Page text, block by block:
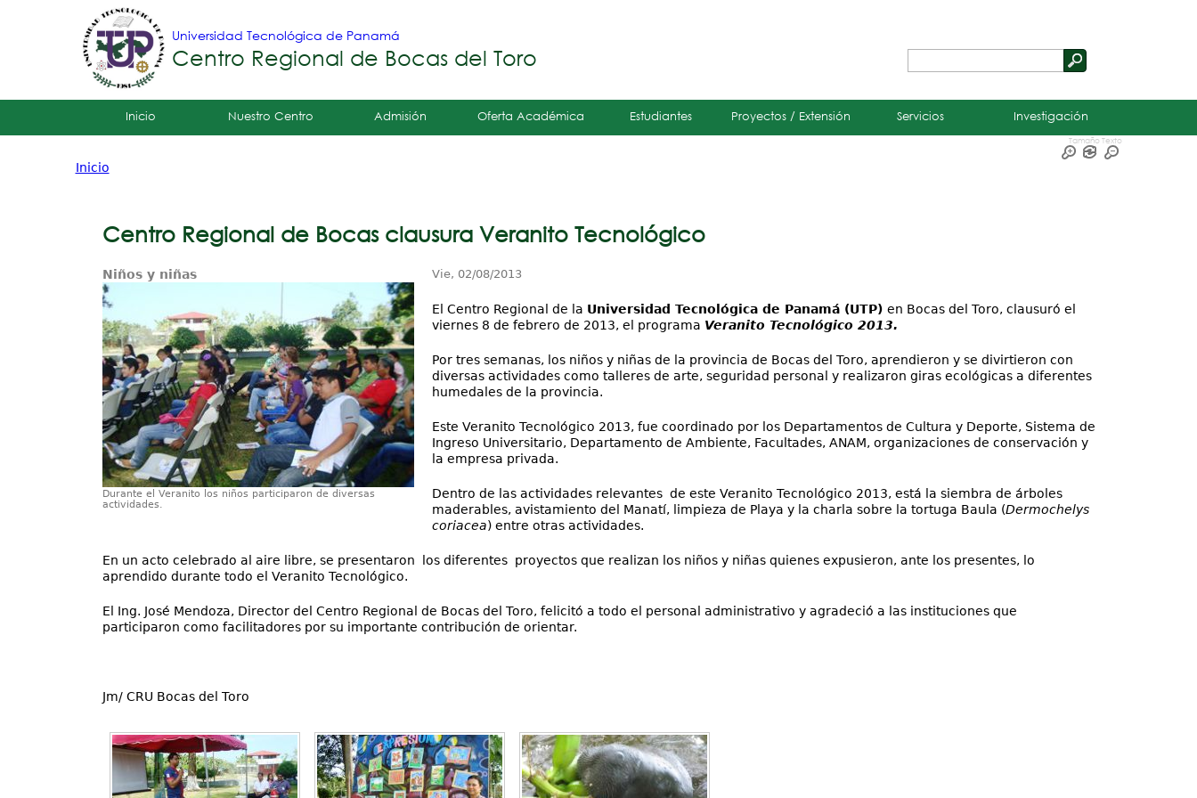
de
Universidad Tecnológica de Panamá
Centro Regional de Bocas del Toro
Tropical
Principal
Inicio Nuestro Centro Admisión Oferta Académica Estudiantes Proyectos / Extensión Servicios Investigación
Tamaño Texto
está
Inicio
Centro Regional de Bocas clausura Veranito Tecnológico
Niños y niñas
Durante el Veranito los niños participaron de diversas
actividades.
Vie, 02/08/2013
El Centro Regional de la Universidad Tecnológica de Panamá (UTP) en Bocas del Toro, clausuró el
viernes 8 de febrero de 2013, el programa Veranito Tecnológico 2013.
Por tres semanas, los niños y niñas de la provincia de Bocas del Toro, aprendieron y se divirtieron con
diversas actividades como talleres de arte, seguridad personal y realizaron giras ecológicas a diferentes
humedales de la provincia.
Este Veranito Tecnológico 2013, fue coordinado por los Departamentos de Cultura y Deporte, Sistema de
Ingreso Universitario, Departamento de Ambiente, Facultades, ANAM, organizaciones de conservación y
la empresa privada.
Dentro de las actividades relevantes de este Veranito Tecnológico 2013, está la siembra de árboles
maderables, avistamiento del Manatí, limpieza de Playa y la charla sobre la tortuga Baula (Dermochelys
coriacea) entre otras actividades.
En un acto celebrado al aire libre, se presentaron los diferentes proyectos que realizan los niños y niñas quienes expusieron, ante los presentes, lo
aprendido durante todo el Veranito Tecnológico.
El Ing. José Mendoza, Director del Centro Regional de Bocas del Toro, felicitó a todo el personal administrativo y agradeció a las instituciones que
participaron como facilitadores por su importante contribución de orientar.
Jm/ CRU Bocas del Toro